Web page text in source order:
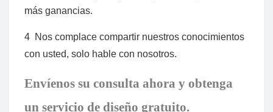
más ganancias.
4 Nos complace compartir nuestros conocimientos
con usted, solo hable con nosotros.
Envíenos su consulta ahora y obtenga
un servicio de diseño gratuito.